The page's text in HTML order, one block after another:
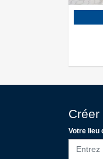
Créer
Votre lieu
Entrez